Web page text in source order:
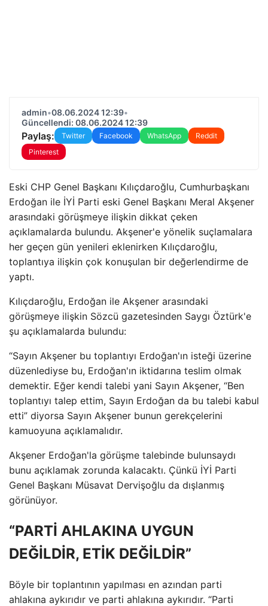
admin•08.06.2024 12:39•
Güncellendi: 08.06.2024 12:39
Paylaş: Twitter Facebook WhatsApp
Reddit
Pinterest
Eski CHP Genel Başkanı Kılıçdaroğlu, Cumhurbaşkanı
Erdoğan ile İYİ Parti eski Genel Başkanı Meral Akşener
arasındaki görüşmeye ilişkin dikkat çeken
açıklamalarda bulundu. Akşener'e yönelik suçlamalara
her geçen gün yenileri eklenirken Kılıçdaroğlu,
toplantıya ilişkin çok konuşulan bir değerlendirme de
yaptı.
Kılıçdaroğlu, Erdoğan ile Akşener arasındaki
görüşmeye ilişkin Sözcü gazetesinden Saygı Öztürk'e
şu açıklamalarda bulundu:
“Sayın Akşener bu toplantıyı Erdoğan'ın isteği üzerine
düzenlediyse bu, Erdoğan'ın iktidarına teslim olmak
demektir. Eğer kendi talebi yani Sayın Akşener, “Ben
toplantıyı talep ettim, Sayın Erdoğan da bu talebi kabul
etti” diyorsa Sayın Akşener bunun gerekçelerini
kamuoyuna açıklamalıdır.
Akşener Erdoğan'la görüşme talebinde bulunsaydı
bunu açıklamak zorunda kalacaktı. Çünkü İYİ Parti
Genel Başkanı Müsavat Dervişoğlu da dışlanmış
görünüyor.
“PARTİ AHLAKINA UYGUN
DEĞİLDİR, ETİK DEĞİLDİR”
Böyle bir toplantının yapılması en azından parti
ahlakına aykırıdır ve parti ahlakına aykırıdır. “Parti